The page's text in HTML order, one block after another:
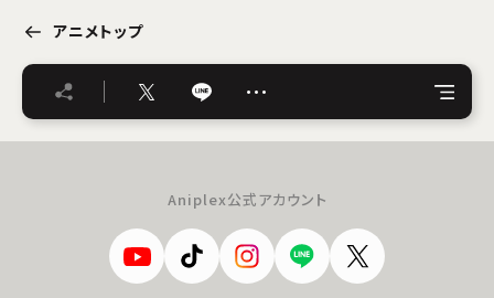
アニメトップ
…
Aniplex公式アカウント